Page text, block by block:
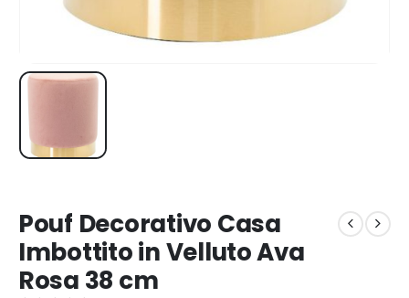
Pouf Decorativo Casa
Imbottito in Velluto Ava
Rosa 38 cm